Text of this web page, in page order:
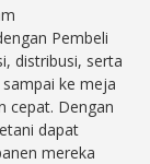
Pembeli
distribusi, serta
ke meja
cepat. Dengan
dapat
mereka